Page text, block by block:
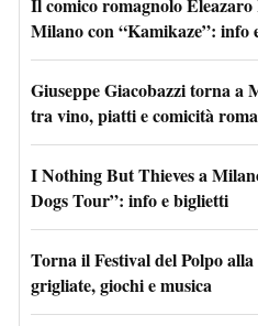
Milano con “Kamikaze”: info
Giuseppe Giacobazzi torna a
tra vino, piatti e comicità
I Nothing But Thieves a
Dogs Tour”: info e biglietti
Torna il Festival del Polpo
grigliate, giochi e musica